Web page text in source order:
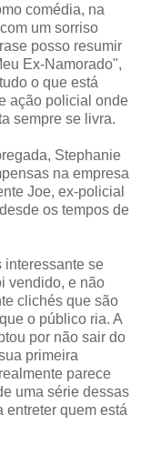
comédia, na
um sorriso
posso resumir
Ex-Namorado",
o que está
ação policial onde
sempre se livra.
Stephanie
na empresa
Joe, ex-policial
os tempos de
interessante se
vendido, e não
clichés que são
o público ria. A
por não sair do
primeira
parece
uma série dessas
entreter quem está